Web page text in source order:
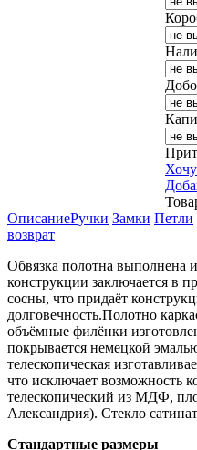
ОписаниеРучки Замки Петли
возврат
Обвязка полотна выполнена
конструкции заключается в
сосны, что придаёт
долговечность.Полотно
объёмные филёнки
покрывается немецкой
телескопическая
что исключает возможность
телескопический из МДФ,
Александрия). Стекло
Стандартные размеры